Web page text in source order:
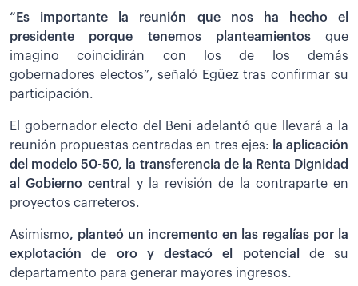
“Es importante la reunión que nos ha hecho el
presidente porque tenemos planteamientosque
imagino coincidirán con los de los demás
gobernadores electos”, señaló Egüez tras confirmar su
participación.
El gobernador electo del Beni adelantó que llevará a la
reunión propuestas centradas en tres ejes: la aplicación
del modelo 50-50, la transferencia de la Renta Dignidad
al Gobierno central y la revisión de la contraparte en
proyectos carreteros.
Asimismo, planteó un incremento en las regalías por la
explotación de oro y destacó el potencial de su
departamento para generar mayores ingresos.